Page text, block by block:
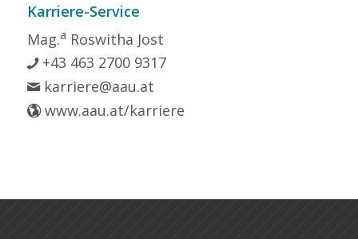
Karriere-Service
Mag.a Roswitha Jost
+43 463 2700 9317
karriere@aau.at
www.aau.at/karriere